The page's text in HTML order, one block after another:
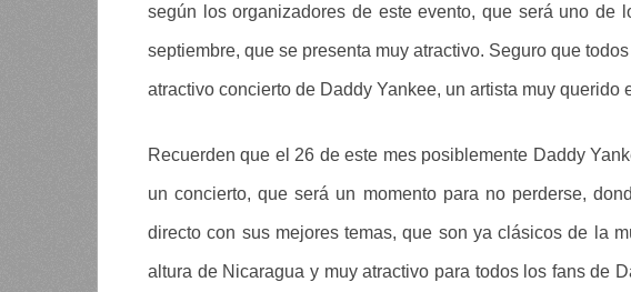
según los organizadores de este evento, que será uno de
septiembre, que se presenta muy atractivo. Seguro que
atractivo concierto de Daddy Yankee, un artista muy querido
Recuerden que el 26 de este mes posiblemente Daddy
un concierto, que será un momento para no perderse,
directo con sus mejores temas, que son ya clásicos de la
altura de Nicaragua y muy atractivo para todos los fans de